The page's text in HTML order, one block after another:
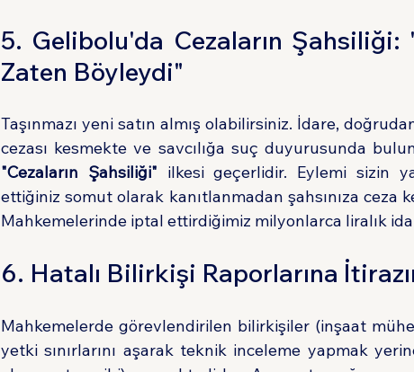
5. Gelibolu'da Cezaların Şahsiliği:
Zaten Böyleydi"
Taşınmazı yeni satın almış olabilirsiniz. İdare,
"Cezaların Şahsiliği" ilkesi geçerlidir. Eylemi sizin
ettiğiniz somut olarak kanıtlanmadan şahsınıza ceza
Mahkemelerinde iptal ettirdiğimiz milyonlarca liralık
6. Hatalı Bilirkişi Raporlarına
Mahkemelerde görevlendirilen bilirkişiler (inşaat
yetki sınırlarını aşarak teknik inceleme yapmak